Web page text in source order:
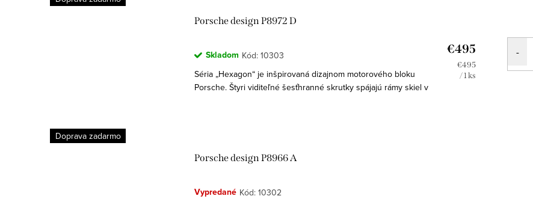
o
o
Porsche design P8972 D
Skladom Kód: 10303
Séria „Hexagon“ je inšpirovaná dizajnom motorového bloku
Porsche. Štyri viditeľné šesťhranné skrutky spájajú rámy skiel v
€495
Jednotková
cena:
€495
/ 1 ks
Porsche design P8966 A
Doprava zadarmo
Vypredané Kód: 10302